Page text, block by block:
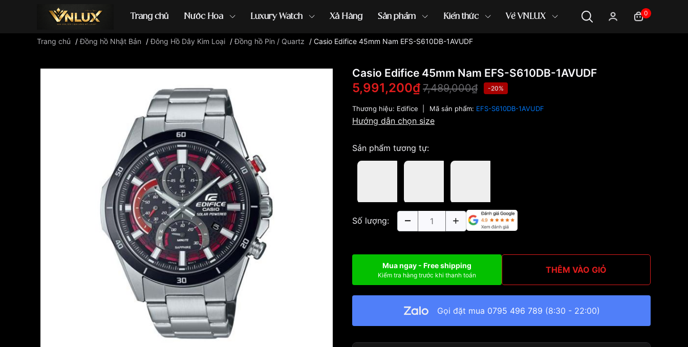
Trang chủ Nước Hoa Luxury Watch Xả Hàng Sản phẩm Kiến thức Về VNLUX 0
Đồng hồ casio đồng hồ G-Shock đồng hồ Orient ...
Trang chủ /Đồng hồ Nhật Bản /Đông Hồ Dây Kim Loại /Đồng hồ Pin / Quartz / Casio Edifice 45mm Nam EFS-S610DB-1AVUDF
Casio Edifice 45mm Nam EFS-S610DB-1AVUDF
5,991,200₫ 7,489,000₫ -20%
Thương hiệu: Edifice Mã sản phẩm: EFS-S610DB-1AVUDF
Hướng dẫn chọn size
Sản phẩm tương tự:
Số lượng:
Mua ngay - Free shipping
Kiểm tra hàng trước khi thanh toán THÊM VÀO GIỎ
Gọi đặt mua 0795 496 789 (8:30 - 22:00)